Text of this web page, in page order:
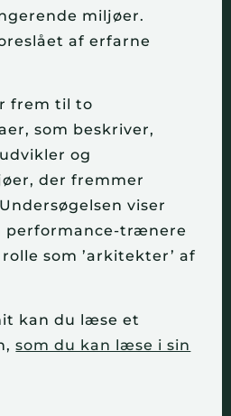
miljøer.
af erfarne
frem til to
som beskriver,
og
der fremmer
viser
performance-trænere
som ’arkitekter’ af
kan du læse et
som du kan læse i sin